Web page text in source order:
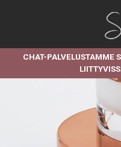
CHAT-PALVELUSTAMME